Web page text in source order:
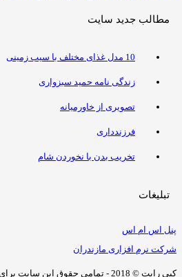
مطالب جدید سایت
10 مدل غذای مختلف با سیب زمینی
زندگی نامه حمید سبزواری
تصویری از خاورمیانه
فرزندداری
تخریب بدن با نخوردن شام
تبلیغات
پنل اس ام اس
شرکت نرم افزاری مازندران
کپی رایت © 2018 - تمامی حقوق این سایت برای شماها محفوظ است